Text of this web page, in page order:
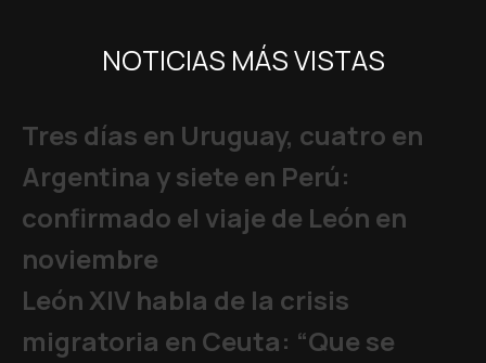
NOTICIAS MÁS VISTAS
Tres días en Uruguay, cuatro en
Argentina y siete en Perú:
confirmado el viaje de León en
noviembre
León XIV habla de la crisis
migratoria en Ceuta: “Que se